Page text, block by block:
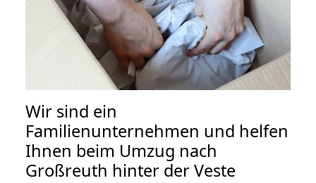
Wir sind ein
Familienunternehmen und helfen
Ihnen beim Umzug nach
Großreuth hinter der Veste